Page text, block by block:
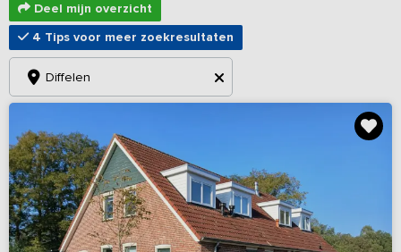
Deel mijn overzicht
4 Tips voor meer zoekresultaten
Diffelen